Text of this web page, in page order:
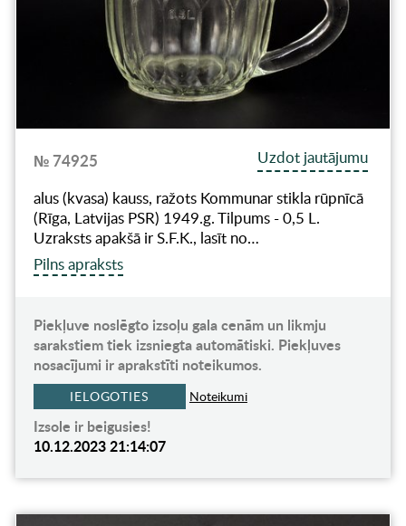
№ 74925
Uzdot jautājumu
alus (kvasa) kauss, ražots Kommunar stikla rūpnīcā
(Rīga, Latvijas PSR) 1949.g. Tilpums - 0,5 L.
Uzraksts apakšā ir S.F.K., lasīt no…
Pilns apraksts
Piekļuve noslēgto izsoļu gala cenām un likmju
sarakstiem tiek izsniegta automātiski. Piekļuves
nosacījumi ir aprakstīti noteikumos.
IELOGOTIES Noteikumi
Izsole ir beigusies!
10.12.2023 21:14:07